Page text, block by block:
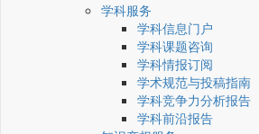
学科服务
学科信息门户
学科课题咨询
学科情报订阅
学术规范与投稿指南
学科竞争力分析报告
学科前沿报告